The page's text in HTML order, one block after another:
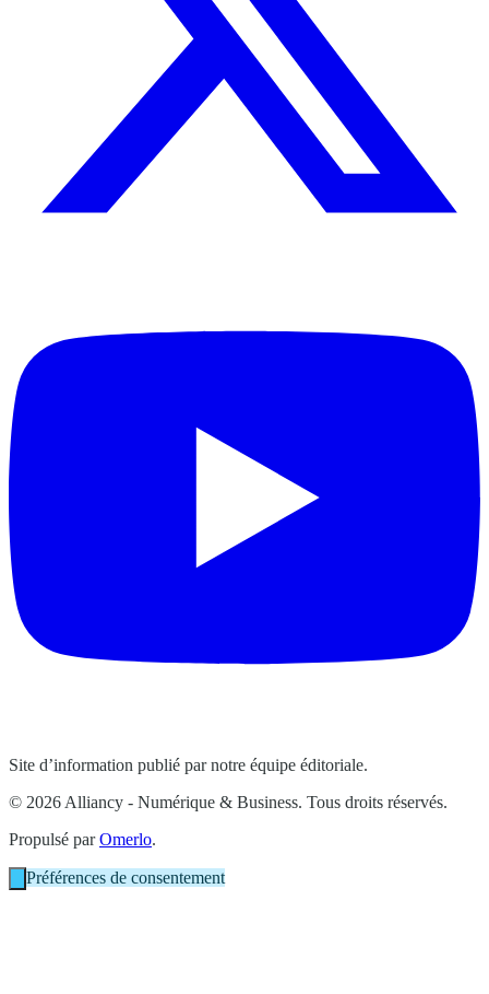
Site d’information publié par notre équipe éditoriale.
© 2026 Alliancy - Numérique & Business. Tous droits réservés.
Propulsé parOmerlo.
Préférences de consentement